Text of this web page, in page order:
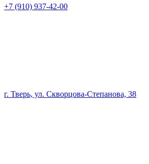
+7 (910) 937-42-00
г. Тверь, ул. Скворцова-Степанова, 38